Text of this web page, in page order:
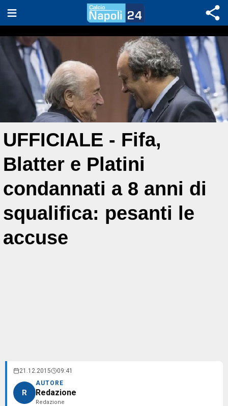
UFFICIALE - Fifa,
Blatter e Platini
condannati a 8 anni di
squalifica: pesanti le
accuse
21.12.2015 09:41
R
AUTORE
Redazione
Redazione